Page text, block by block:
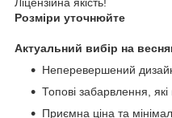
Розміри уточнюйте
Актуальний вибір на
Неперевершений
Топові забарвлення,
Приємна ціна та